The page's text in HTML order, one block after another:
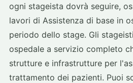
ogni stageista dovrà seguire,
lavori di Assistenza di base in
periodo dello stage. Gli
ospedale a servizio completo
strutture e infrastrutture per
trattamento dei pazienti. Puoi